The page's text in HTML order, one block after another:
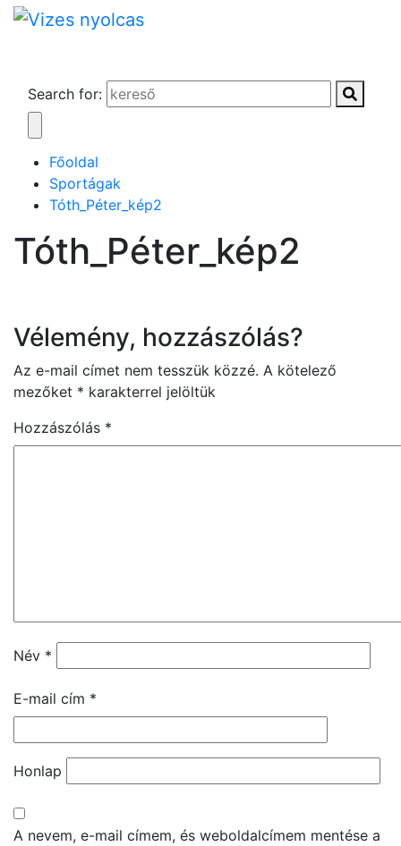
Search for:
Főoldal
Sportágak
Tóth_Péter_kép2
Tóth_Péter_kép2
Vélemény, hozzászólás?
Az e-mail címet nem tesszük közzé. A kötelező
mezőket * karakterrel jelöltük
Hozzászólás *
Név *
E-mail cím *
Honlap
A nevem, e-mail címem, és weboldalcímem mentése a